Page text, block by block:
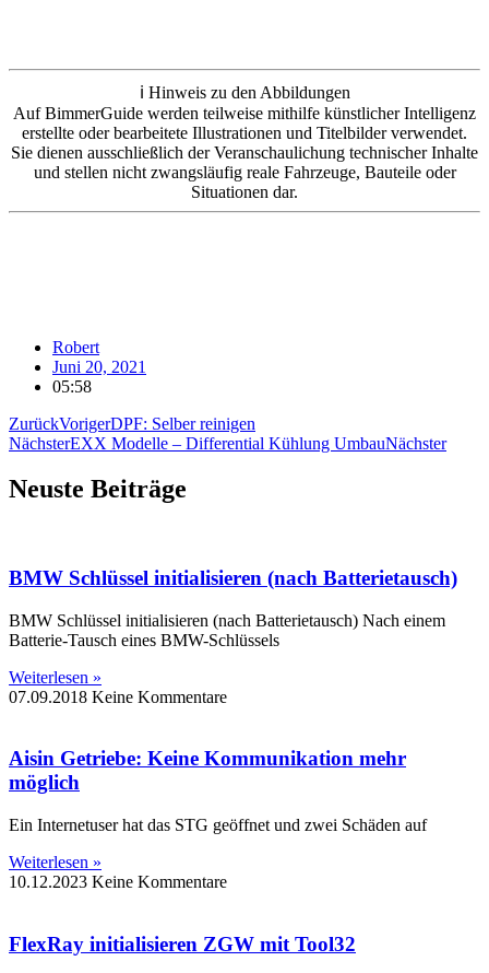
ℹ️ Hinweis zu den Abbildungen
Auf BimmerGuide werden teilweise mithilfe künstlicher Intelligenz
erstellte oder bearbeitete Illustrationen und Titelbilder verwendet.
Sie dienen ausschließlich der Veranschaulichung technischer Inhalte
und stellen nicht zwangsläufig reale Fahrzeuge, Bauteile oder
Situationen dar.
Robert
Juni 20, 2021
05:58
ZurückVorigerDPF: Selber reinigen
NächsterEXX Modelle – Differential Kühlung UmbauNächster
Neuste Beiträge
BMW Schlüssel initialisieren (nach Batterietausch)
BMW Schlüssel initialisieren (nach Batterietausch) Nach einem
Batterie-Tausch eines BMW-Schlüssels
Weiterlesen »
07.09.2018 Keine Kommentare
Aisin Getriebe: Keine Kommunikation mehr
möglich
Ein Internetuser hat das STG geöffnet und zwei Schäden auf
Weiterlesen »
10.12.2023 Keine Kommentare
FlexRay initialisieren ZGW mit Tool32